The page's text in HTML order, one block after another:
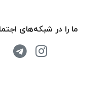
ما را در شبکه‌های